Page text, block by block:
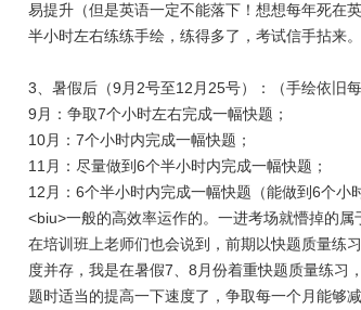
易提升（但是英语一定不能落下！想想每年死在
半小时左右练练手绘，练得多了，考试信手拈来。
3、暑假后（9月2号至12月25号）：（手绘依旧每
9月：争取7个小时左右完成一幅快题；
10月：7个小时内完成一幅快题；
11月：尽量做到6个半小时内完成一幅快题；
12月：6个半小时内完成一幅快题（能做到6个
<biu>一般的高效率运作的。一进考场就懵掉的属
在培训班上老师们也会说到，前期以快题质量练
度并存，我是在暑假7、8月份着重快题质量练习
题时适当的提高一下速度了，争取每一个月能够